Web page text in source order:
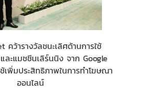
คว้ารางวัลชนะเลิศด้านการใช้
ละแมชชีนเลิร์นนิง จาก Google
เพิ่มประสิทธิภาพในการทำโฆษณา
ออนไลน์